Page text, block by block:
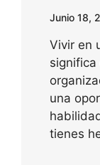
Junio 18,
Vivir en
una
tienes